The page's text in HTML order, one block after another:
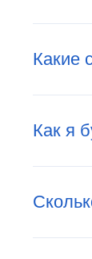
Какие
Как я